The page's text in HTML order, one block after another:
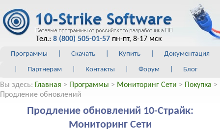
Тел.: 8 (800) 505-01-57 пн-пт, 8-17 мск
Программы Скачать Купить Документация
Партнерам Контакты Форум Блог
Вы здесь: Главная > Программы > Мониторинг Сети > Покупка >
Продление обновлений
Продление обновлений 10-Страйк:
Мониторинг Сети